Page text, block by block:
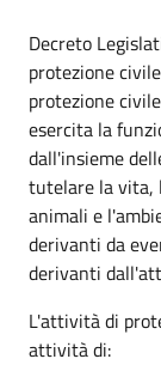
Decreto
protezione
protezione
esercita la
dall'insieme
tutelare la vita,
animali e
derivanti da
derivanti
L'attività di
attività di: